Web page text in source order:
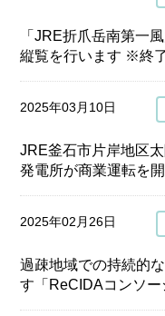
「JRE折爪岳南第一
縦覧を行います ※終
2025年03月10日
JRE釜石市片岸地区
発電所が商業運転を
2025年02月26日
過疎地域での持続的
す「ReCIDAコンソ